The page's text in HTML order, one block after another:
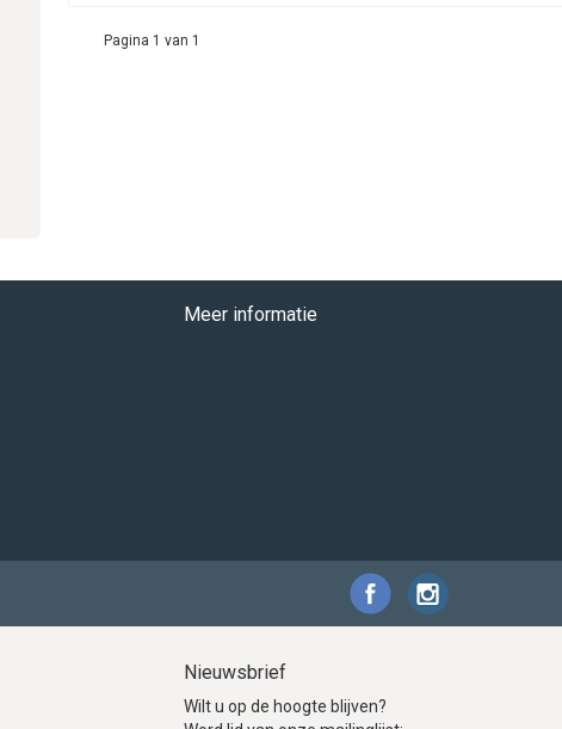
Pagina 1 van 1
Meer informatie
Nieuwsbrief
Wilt u op de hoogte blijven?